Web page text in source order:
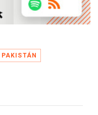
PAKISTÁN